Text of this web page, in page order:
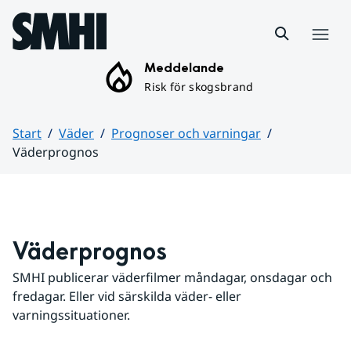
Hoppa till sidans innehåll
Meddelande
Risk för skogsbrand
Start Väder
Prognoser och varningar
Väderprognos
Väderprognos
SMHI publicerar väderfilmer måndagar, onsdagar och
fredagar. Eller vid särskilda väder- eller
varningssituationer.